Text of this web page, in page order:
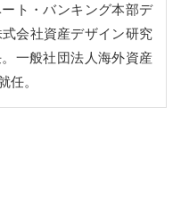
ト・バンキング本部デ
会社資産デザイン研究
一般社団法人海外資産
任。